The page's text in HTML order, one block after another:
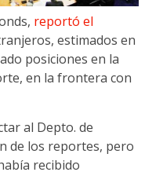
reportó el
estimados en
posiciones en la
en la frontera con
al Depto. de
de los reportes, pero
recibido